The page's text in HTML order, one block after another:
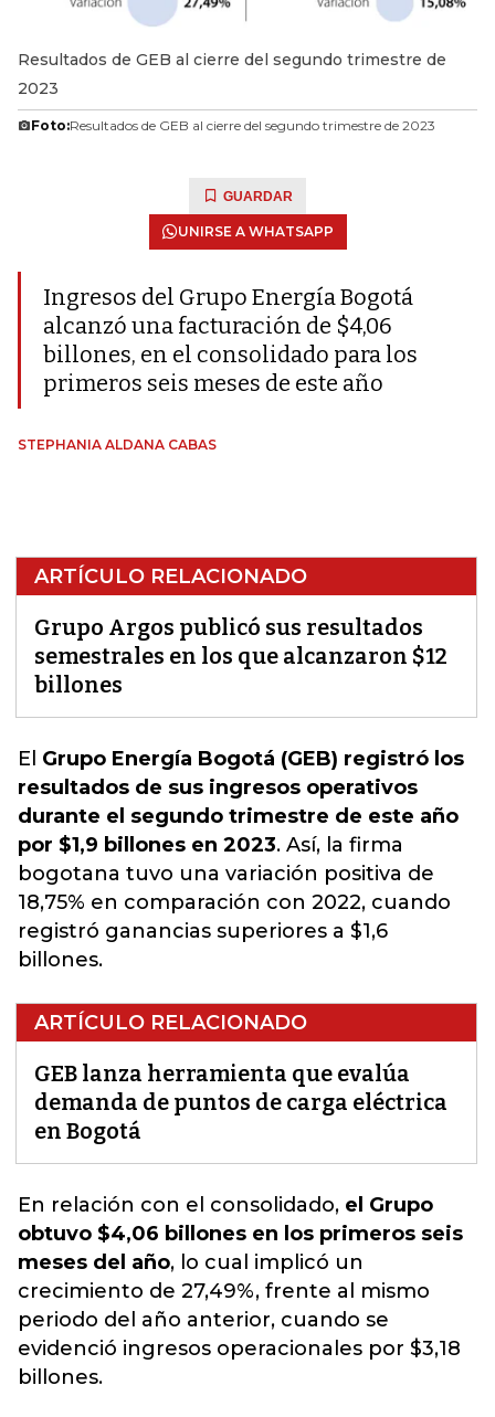
Resultados de GEB al cierre del segundo trimestre de
2023
Foto:Resultados de GEB al cierre del segundo trimestre de 2023
GUARDAR
UNIRSE A WHATSAPP
Ingresos del Grupo Energía Bogotá
alcanzó una facturación de $4,06
billones, en el consolidado para los
primeros seis meses de este año
STEPHANIA ALDANA CABAS
ARTÍCULO RELACIONADO
Grupo Argos publicó sus resultados
semestrales en los que alcanzaron $12
billones
El Grupo Energía Bogotá (GEB) registró los
resultados de sus ingresos operativos
durante el segundo trimestre de este año
por $1,9 billones en 2023. Así, la firma
bogotana tuvo una variación positiva de
18,75% en comparación con 2022, cuando
registró ganancias superiores a $1,6
billones.
ARTÍCULO RELACIONADO
GEB lanza herramienta que evalúa
demanda de puntos de carga eléctrica
en Bogotá
En relación con el consolidado, el Grupo
obtuvo $4,06 billones en los primeros seis
meses del año, lo cual implicó un
crecimiento de 27,49%, frente al mismo
periodo del año anterior, cuando se
evidenció ingresos operacionales por $3,18
billones.